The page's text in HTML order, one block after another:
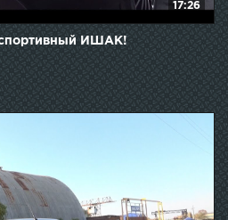
17:26
спортивный ИШАК!